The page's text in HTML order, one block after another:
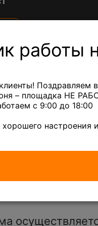
работы
Поздравляем
– площадка НЕ
с 9:00 до 18:00
настроения